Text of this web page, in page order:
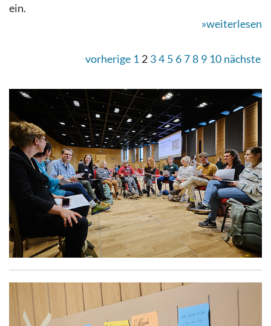
ein.
»weiterlesen
vorherige 1 2 34 5 6 78 9 10 nächste